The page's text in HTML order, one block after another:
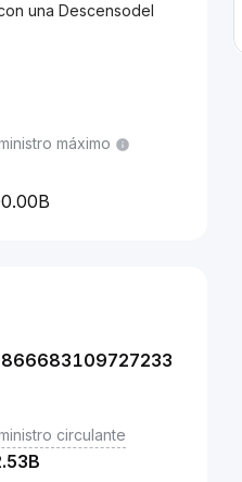
una Descensodel
máximo
circulante